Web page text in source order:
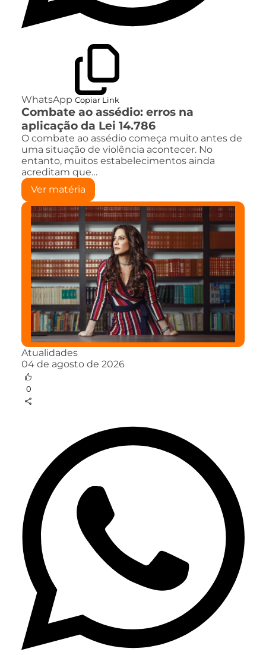
WhatsApp Copiar Link
Combate ao assédio: erros na
aplicação da Lei 14.786
O combate ao assédio começa muito antes de
uma situação de violência acontecer. No
entanto, muitos estabelecimentos ainda
acreditam que…
Ver matéria
Atualidades
04 de agosto de 2026
0